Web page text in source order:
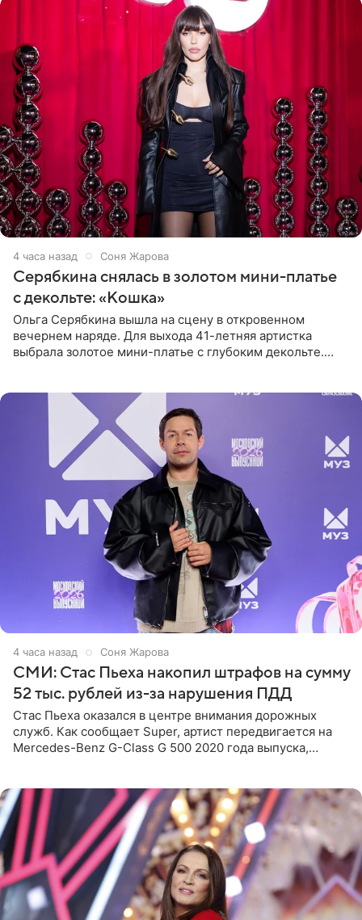
4 часа назад Соня Жарова
Серябкина снялась в золотом мини-платье
с декольте: «Кошка»
Ольга Серябкина вышла на сцену в откровенном
вечернем наряде. Для выхода 41-летняя артистка
выбрала золотое мини-платье с глубоким декольте.
4 часа назад Соня Жарова
СМИ: Стас Пьеха накопил штрафов на сумму
52 тыс. рублей из-за нарушения ПДД
Стас Пьеха оказался в центре внимания дорожных
служб. Как сообщает Super, артист передвигается на
Mercedes-Benz G-Class G 500 2020 года выпуска,